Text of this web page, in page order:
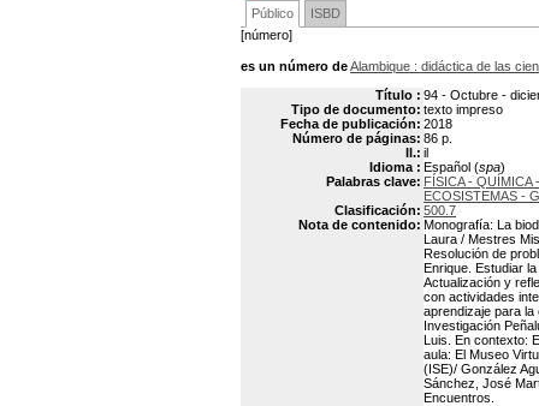
Público
ISBD
[número]
es un número deAlambique : didáctica de las
Título : 94 - Octubre -
Tipo de documento: texto impreso
Fecha de publicación: 2018
Número de páginas: 86 p.
Il.: il
Idioma : Español (spa)
Palabras clave: FÍSICA - QUÍMICA
ECOSISTEMAS -
Clasificación: 500.7
Nota de contenido: Monografía: La
Laura / Mestres
Resolución de
Enrique. Estudiar
Actualización y
con actividades
aprendizaje para
Investigación
Luis. En contexto:
aula: El Museo
(ISE)/ González
Sánchez, José
Encuentros.